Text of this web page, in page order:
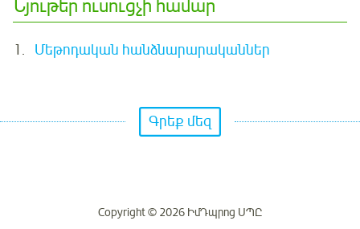
Նյութեր ուսուցչի համար
1. Մեթոդական հանձնարարականներ
Գրեք մեզ
Copyright © 2026 ԻմԴպրոց ՍՊԸ